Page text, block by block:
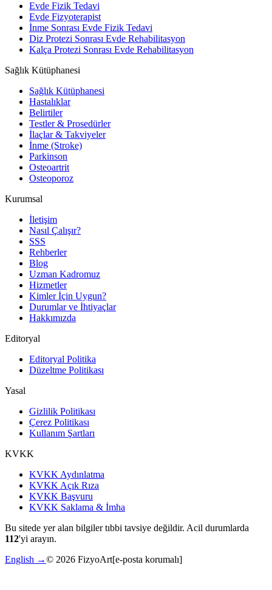
Evde Fizik Tedavi
Evde Fizyoterapist
İnme Sonrası Evde Fizik Tedavi
Diz Protezi Sonrası Evde Rehabilitasyon
Kalça Protezi Sonrası Evde Rehabilitasyon
Sağlık Kütüphanesi
Sağlık Kütüphanesi
Hastalıklar
Belirtiler
Testler & Prosedürler
İlaçlar & Takviyeler
İnme (Stroke)
Parkinson
Osteoartrit
Osteoporoz
Kurumsal
İletişim
Nasıl Çalışır?
SSS
Rehberler
Blog
Uzman Kadromuz
Hizmetler
Kimler İçin Uygun?
Durumlar ve İhtiyaçlar
Hakkımızda
Editoryal
Editoryal Politika
Düzeltme Politikası
Yasal
Gizlilik Politikası
Çerez Politikası
Kullanım Şartları
KVKK
KVKK Aydınlatma
KVKK Açık Rıza
KVKK Başvuru
KVKK Saklama & İmha
Bu sitede yer alan bilgiler tıbbi tavsiye değildir. Acil durumlarda
112'yi arayın.
English →© 2026 FizyoArt[e-posta korumalı]